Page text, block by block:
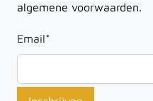
algemene voorwaarden.
Email*